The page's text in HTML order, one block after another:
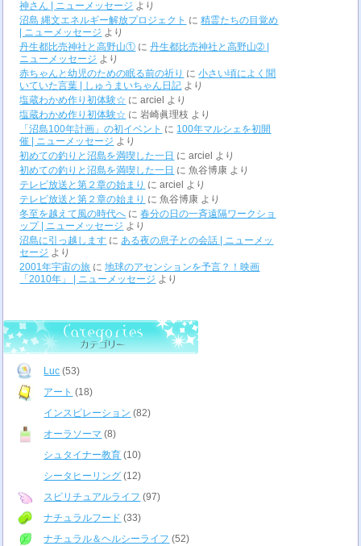
神さん | ニューメッセージ より
沼島 縄文エネルギー解放プロジェクト に精霊たちの目覚め
| ニューメッセージ より
丹生都比売神社と高野山① に丹生都比売神社と高野山➁ |
ニューメッセージ より
赤ちゃんと幼児のための眠る前の祈り に小さい頃によく聞
いていた言葉 | しゅうまいちゃん日記 より
塩蔵わかめ作り初体験☆ にarciel
より
塩蔵わかめ作り初体験☆ に岩崎眞理枝 より
「沼島100年計画」の初イベント に 100年マルシェを初開
催 | ニューメッセージ より
初めての釣りと沼島を満喫した一日 にarciel
より
初めての釣りと沼島を満喫した一日 に魚谷博康 より
テレビ放送と第２章の始まり にarciel
より
テレビ放送と第２章の始まり に魚谷博康 より
冬至を越えて風の時代へ に春分の日の一斉遠隔ワークショ
ップ | ニューメッセージ より
沼島に引っ越します に ある夜の息子との会話 | ニューメッ
セージ より
2001年宇宙の旅 に地球のアセンションを予言？！映画
「2010年」 | ニューメッセージ より
Luc (53)
アート (18)
インスピレーション (82)
オーラソーマ (8)
シュタイナー教育 (10)
シータヒーリング (12)
スピリチュアルライフ (97)
ナチュラルフード (33)
ナチュラル＆ヘルシーライフ (52)